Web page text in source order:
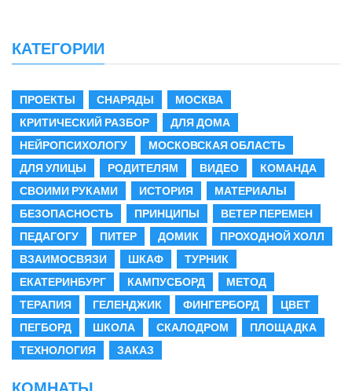
КАТЕГОРИИ
ПРОЕКТЫ СНАРЯДЫ
МОСКВА
КРИТИЧЕСКИЙ РАЗБОР
ДЛЯ ДОМА
НЕЙРОПСИХОЛОГУ
МОСКОВСКАЯ ОБЛАСТЬ
ДЛЯ УЛИЦЫ
РОДИТЕЛЯМ ВИДЕО
КОМАНДА
СВОИМИ РУКАМИ
ИСТОРИЯ
МАТЕРИАЛЫ
БЕЗОПАСНОСТЬ
ПРИНЦИПЫ
ВЕТЕР ПЕРЕМЕН
ПЕДАГОГУ
ПИТЕР ДОМИК
ПРОХОДНОЙ ХОЛЛ
ВЗАИМОСВЯЗИ
ШКАФ
ТУРНИК
ЕКАТЕРИНБУРГ
КАМПУСБОРД
МЕТОД
ТЕРАПИЯ
ГЕЛЕНДЖИК ФИНГЕРБОРД
ЦВЕТ
ПЕГБОРД
ШКОЛА СКАЛОДРОМ
ПЛОЩАДКА
ТЕХНОЛОГИЯ
ЗАКАЗ